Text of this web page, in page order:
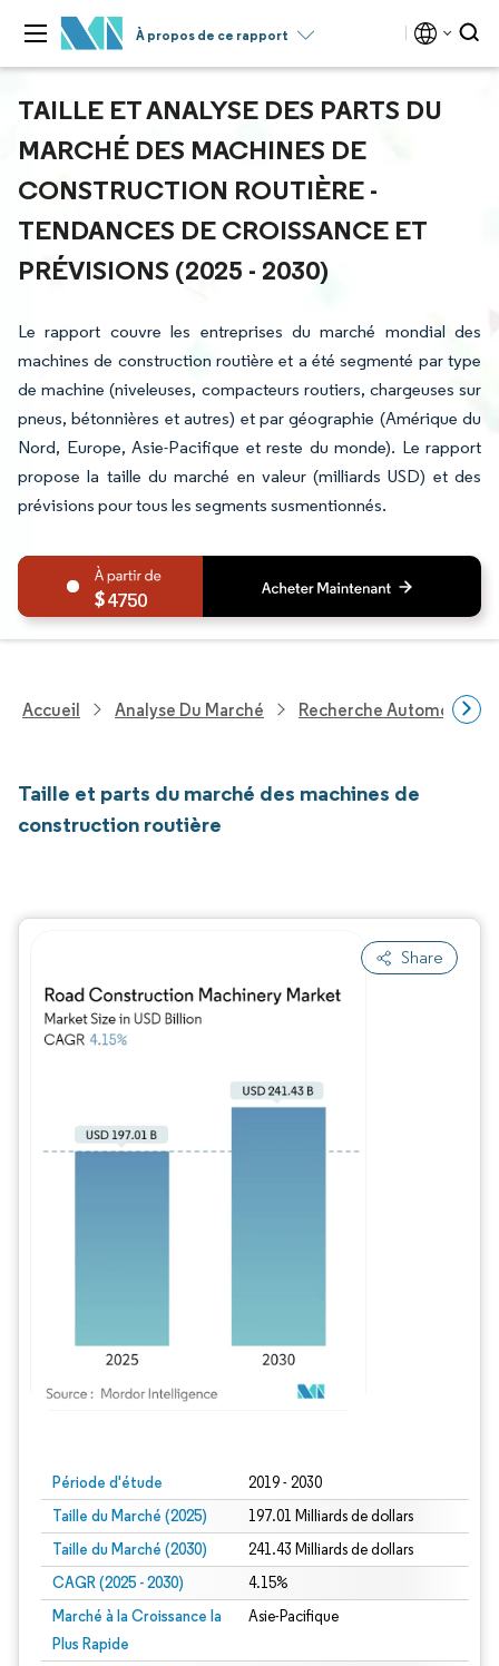
À propos de ce rapport
TAILLE ET ANALYSE DES PARTS DU
MARCHÉ DES MACHINES DE
CONSTRUCTION ROUTIÈRE -
TENDANCES DE CROISSANCE ET
PRÉVISIONS (2025 - 2030)
Le rapport couvre les entreprises du marché mondial des
machines de construction routière et a été segmenté par type
de machine (niveleuses, compacteurs routiers, chargeuses sur
pneus, bétonnières et autres) et par géographie (Amérique du
Nord, Europe, Asie-Pacifique et reste du monde). Le rapport
propose la taille du marché en valeur (milliards USD) et des
prévisions pour tous les segments susmentionnés.
4750
Accueil Analyse Du Marché Recherche Automobile
Taille et parts du marché des machines de
construction routière
Share
Période d'étude 2019 - 2030
Taille du Marché (2025) 197.01 Milliards de dollars
Taille du Marché (2030) 241.43 Milliards de dollars
CAGR (2025 - 2030) 4.15%
Marché à la Croissance la
Plus Rapide
Asie-Pacifique